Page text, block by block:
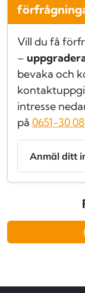
Vill du få
–
bevaka och
intresse
på 0651-30
Anmäl ditt